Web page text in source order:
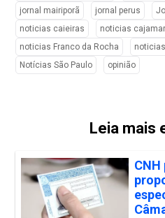
jornal mairiporã
jornal perus
noticias caieiras
noticias cajamar
noticias Franco da Rocha
Notícias São Paulo
opinião
Leia mais